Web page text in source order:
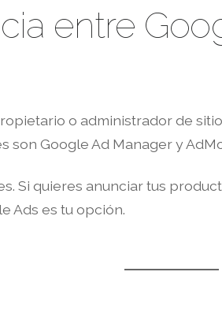
entre
o administrador de
son Google Ad Manager y
Si quieres anunciar tus
Ads es tu opción.